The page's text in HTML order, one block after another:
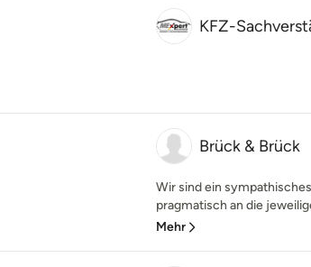
KFZ-
Brück & Brück
Wir sind ein
pragmatisch an die
Mehr